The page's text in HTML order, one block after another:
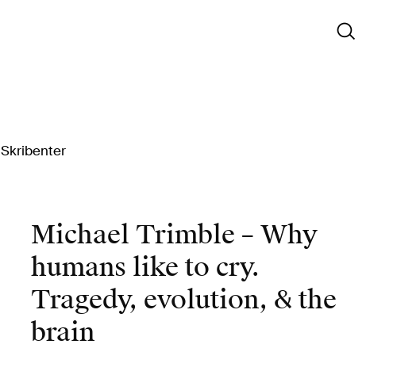
Skribenter
Michael Trimble – Why
humans like to cry.
Tragedy, evolution, & the
brain